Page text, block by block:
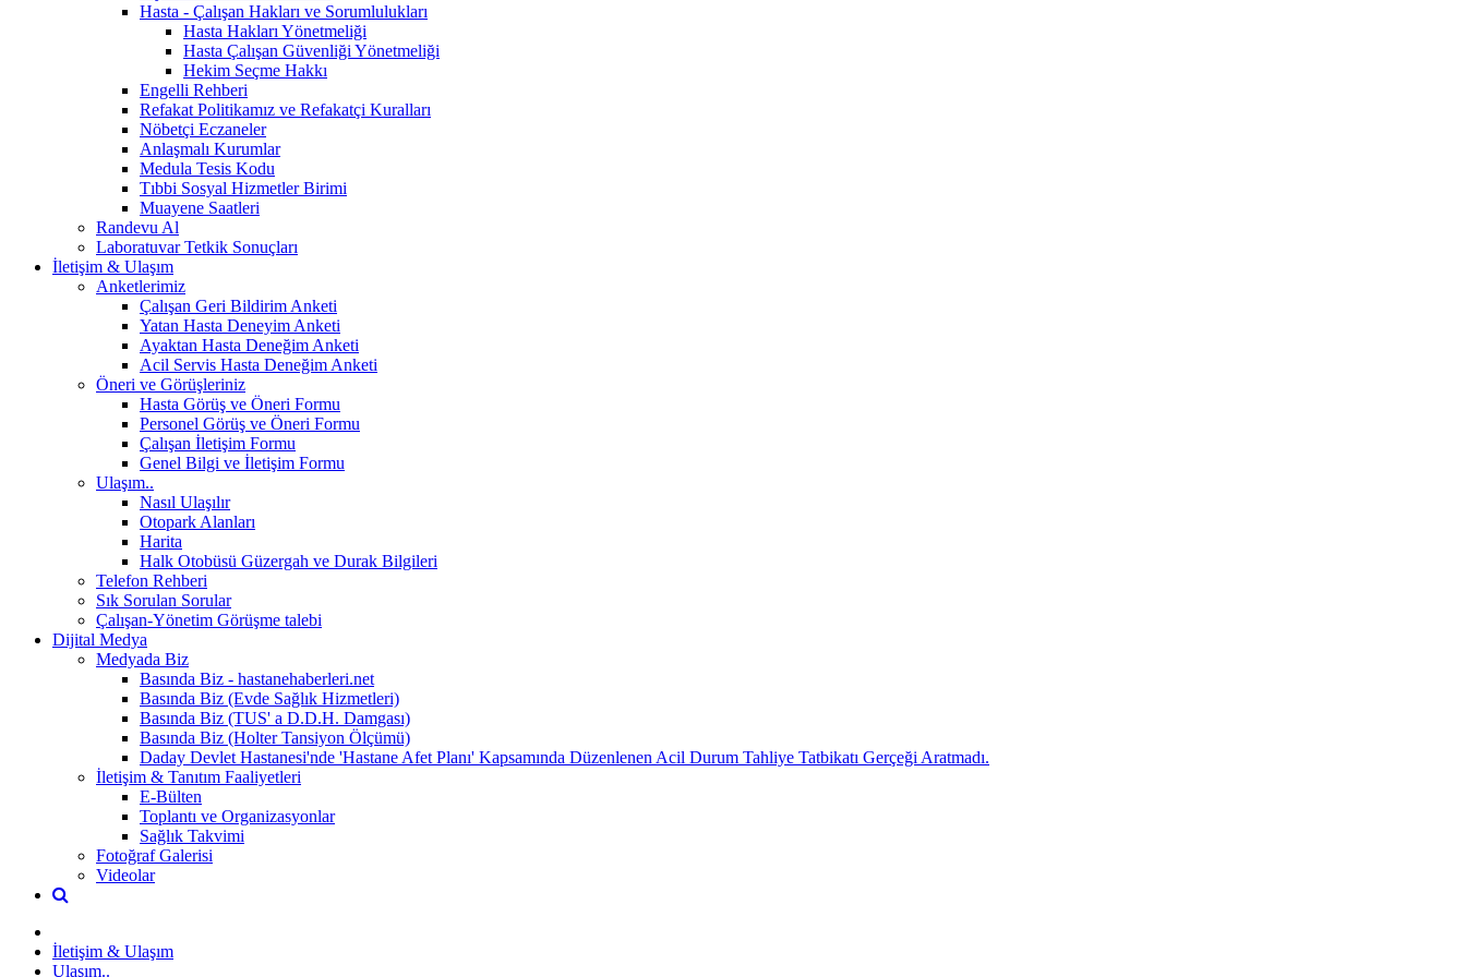
Hasta - Çalışan Hakları ve Sorumlulukları
Hasta Hakları Yönetmeliği
Hasta Çalışan Güvenliği Yönetmeliği
Hekim Seçme Hakkı
Engelli Rehberi
Refakat Politikamız ve Refakatçi Kuralları
Nöbetçi Eczaneler
Anlaşmalı Kurumlar
Medula Tesis Kodu
Tıbbi Sosyal Hizmetler Birimi
Muayene Saatleri
Randevu Al
Laboratuvar Tetkik Sonuçları
İletişim & Ulaşım
Anketlerimiz
Çalışan Geri Bildirim Anketi
Yatan Hasta Deneyim Anketi
Ayaktan Hasta Deneğim Anketi
Acil Servis Hasta Deneğim Anketi
Öneri ve Görüşleriniz
Hasta Görüş ve Öneri Formu
Personel Görüş ve Öneri Formu
Çalışan İletişim Formu
Genel Bilgi ve İletişim Formu
Ulaşım..
Nasıl Ulaşılır
Otopark Alanları
Harita
Halk Otobüsü Güzergah ve Durak Bilgileri
Telefon Rehberi
Sık Sorulan Sorular
Çalışan-Yönetim Görüşme talebi
Dijital Medya
Medyada Biz
Basında Biz - hastanehaberleri.net
Basında Biz (Evde Sağlık Hizmetleri)
Basında Biz (TUS' a D.D.H. Damgası)
Basında Biz (Holter Tansiyon Ölçümü)
Daday Devlet Hastanesi'nde 'Hastane Afet Planı' Kapsamında Düzenlenen Acil Durum Tahliye Tatbikatı Gerçeği Aratmadı.
İletişim & Tanıtım Faaliyetleri
E-Bülten
Toplantı ve Organizasyonlar
Sağlık Takvimi
Fotoğraf Galerisi
Videolar
İletişim & Ulaşım
Ulaşım..